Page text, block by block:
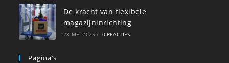
De kracht van flexibele
magazijninrichting
28 MEI 2025 / 0 REACTIES
Pagina’s